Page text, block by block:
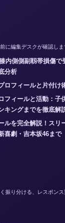
に編集デスクが確認しま
内側側副靱帯損傷で
分析
ロフィールと片付け
フィールと活動：子
キングまでを徹底解
ルを完全解説！スリ
喜劇・吉本坂46まで
振り分ける、レスポン